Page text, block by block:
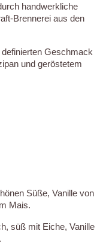
handwerkliche
Brennerei aus den
Geschmack
und geröstetem
Süße, Vanille von
Mais.
süß mit Eiche, Vanille